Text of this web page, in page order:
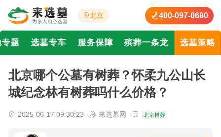
北京 400-097-0680
题 选墓专车 服务保障 殡葬一条龙 选墓策略
北京哪个公墓有树葬？怀柔九公山长
城纪念林有树葬吗什么价格？
2025-06-17 09:30:23 来选墓网 北京树葬